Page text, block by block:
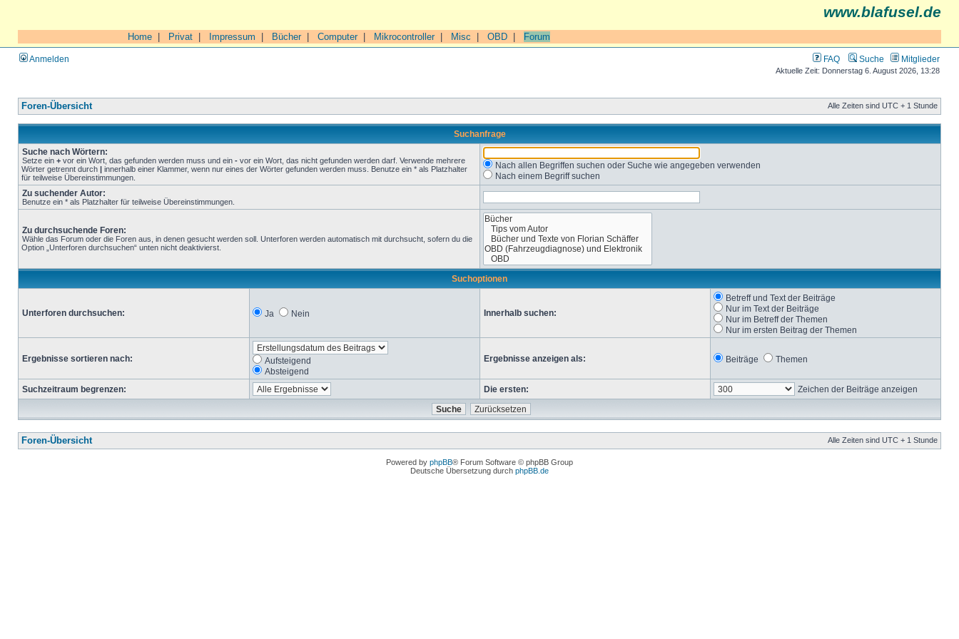
www.blafusel.de
Home Privat Impressum Bücher| Computer| Mikrocontroller| Misc OBD Forum
Anmelden FAQ Suche Mitglieder
Aktuelle Zeit: Donnerstag 6. August 2026, 13:28
Foren-Übersicht Alle Zeiten sind UTC + 1 Stunde
Suchanfrage
Suche nach Wörtern:
Setze ein + vor ein Wort, das gefunden werden muss und ein - vor ein Wort, das nicht gefunden werden darf. Verwende mehrere
Wörter getrennt durch | innerhalb einer Klammer, wenn nur eines der Wörter gefunden werden muss. Benutze ein * als Platzhalter
für teilweise Übereinstimmungen.
Nach allen Begriffen suchen oder Suche wie angegeben verwenden
Nach einem Begriff suchen
Zu suchender Autor:
Benutze ein * als Platzhalter für teilweise Übereinstimmungen.
Zu durchsuchende Foren:
Wähle das Forum oder die Foren aus, in denen gesucht werden soll. Unterforen werden automatisch mit durchsucht, sofern du die
Option „Unterforen durchsuchen“ unten nicht deaktivierst.
Suchoptionen
Unterforen durchsuchen: Ja Nein Innerhalb suchen:
Betreff und Text der Beiträge
Nur im Text der Beiträge
Nur im Betreff der Themen
Nur im ersten Beitrag der Themen
Ergebnisse sortieren nach:
Aufsteigend
Absteigend
Ergebnisse anzeigen als: Beiträge Themen
Suchzeitraum begrenzen: Die ersten: Zeichen der Beiträge anzeigen
Foren-Übersicht Alle Zeiten sind UTC + 1 Stunde
Powered by phpBB® Forum Software © phpBB Group
Deutsche Übersetzung durch phpBB.de